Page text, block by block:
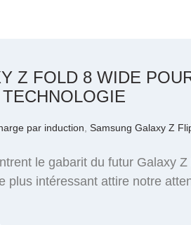
Z FOLD 8 WIDE
par induction Samsung Galaxy Z
le gabarit du futur Galaxy
plus intéressant attire notre